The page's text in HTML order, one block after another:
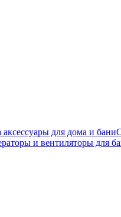
аксессуары для дома и бани
и вентиляторы для